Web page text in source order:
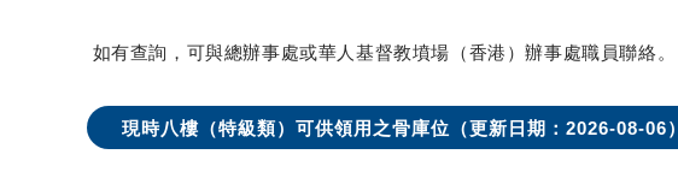
如有查詢，可與總辦事處或華人基督教墳場（香港）辦事處職員聯絡。
現時八樓（特級類）可供領用之骨庫位（更新日期：2026-08-06）